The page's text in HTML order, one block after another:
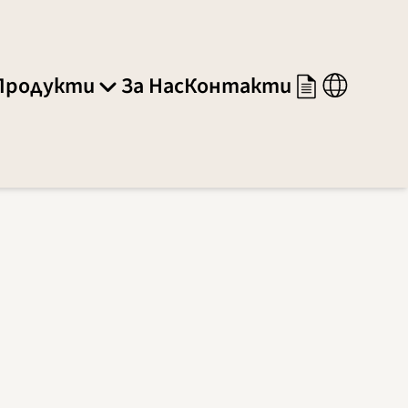
За НасКонтакти